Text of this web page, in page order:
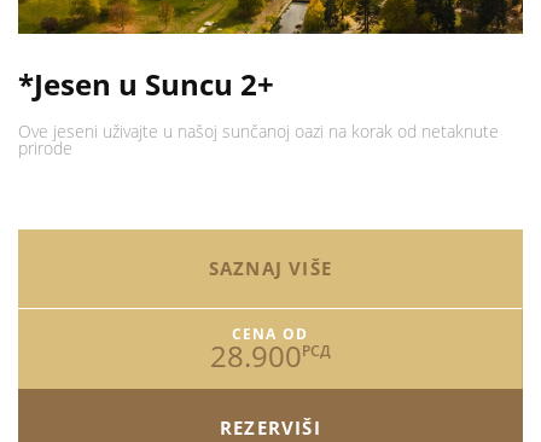
*Jesen u Suncu 2+
Ove jeseni uživajte u našoj sunčanoj oazi na korak od netaknute
prirode
SAZNAJ VIŠE
CENA OD
28.900РСД
REZERVIŠI